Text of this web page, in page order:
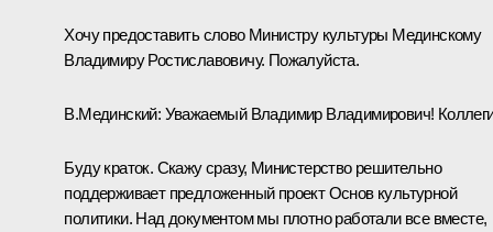
Хочу предоставить слово Министру культуры Мединскому
Владимиру Ростиславовичу. Пожалуйста.
В.Мединский: Уважаемый Владимир Владимирович!
Буду краток. Скажу сразу, Министерство решительно
поддерживает предложенный проект Основ культурной
политики. Над документом мы плотно работали все вместе,